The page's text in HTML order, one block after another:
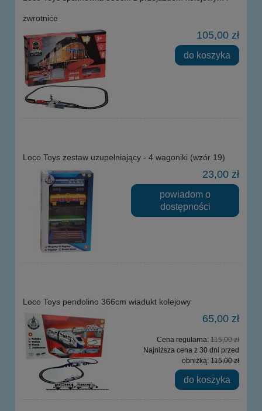
zwrotnice
105,00 zł
do koszyka
Loco Toys zestaw uzupełniający - 4 wagoniki (wzór 19)
23,00 zł
powiadom o
dostępności
Loco Toys pendolino 366cm wiadukt kolejowy
65,00 zł
Cena regularna: 115,00 zł
Najniższa cena z 30 dni przed
obniżką: 115,00 zł
do koszyka